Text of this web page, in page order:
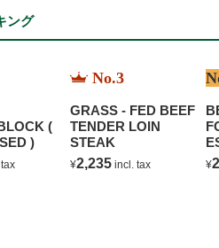
ング
(
)
tax
No.3
GRASS - FED BEEF
TENDER LOIN
STEAK
¥2,235 incl. tax ¥